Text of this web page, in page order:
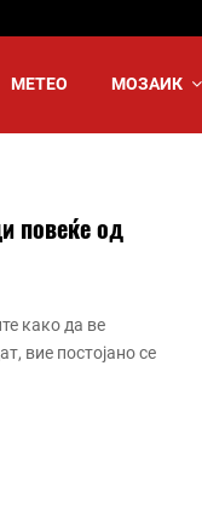
МЕТЕО МОЗАИК
повеќе од
како да ве
вие постојано се